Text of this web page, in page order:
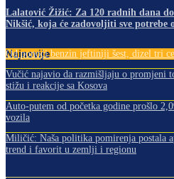
Lalatović Žižić: Za 120 radnih dana
Nikšić, koja će zadovoljiti sve potrebe
Najnovije
Od ponoći benzin jeftiniji šest, dizel tri
Vučić najavio da razmišljaju o promjeni
stižu i reakcije sa Kosova
Auto-putem od početka godine prošlo
vozila
Miličić: Naša politika pomirenja postala
trend i favorit u zemlji i regionu